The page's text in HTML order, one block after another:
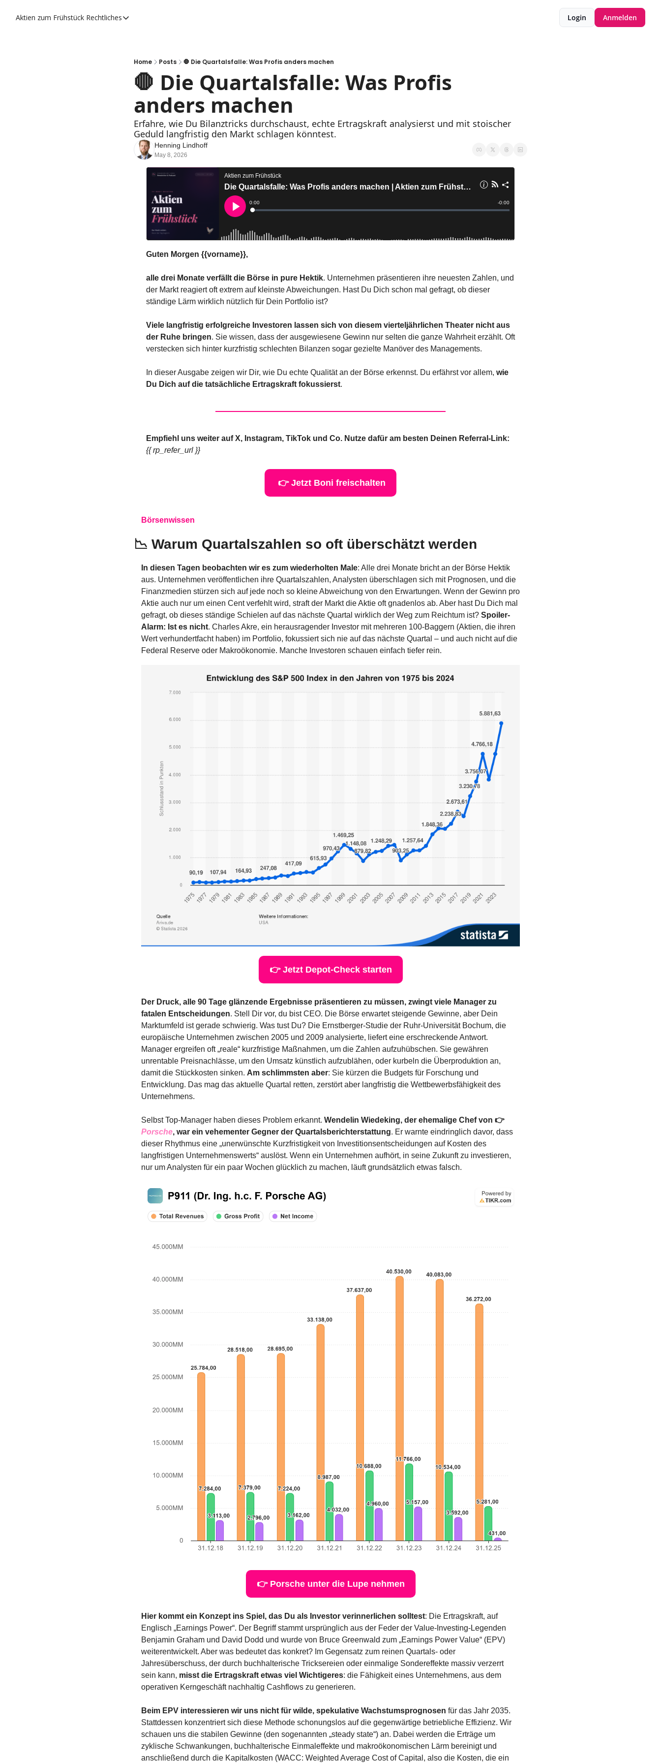
Aktien zum Frühstück Rechtliches
Rechtliches
Impressum
Login Anmelden
Home Posts 🛑 Die Quartalsfalle: Was Profis anders machen
🛑 Die Quartalsfalle: Was Profis
anders machen
Erfahre, wie Du Bilanztricks durchschaust, echte Ertragskraft analysierst und mit stoischer
Geduld langfristig den Markt schlagen könntest.
Henning Lindhoff
May 8, 2026
Guten Morgen {{vorname}},
alle drei Monate verfällt die Börse in pure Hektik. Unternehmen präsentieren ihre neuesten Zahlen, und
der Markt reagiert oft extrem auf kleinste Abweichungen. Hast Du Dich schon mal gefragt, ob dieser
ständige Lärm wirklich nützlich für Dein Portfolio ist?
Viele langfristig erfolgreiche Investoren lassen sich von diesem vierteljährlichen Theater nicht aus
der Ruhe bringen. Sie wissen, dass der ausgewiesene Gewinn nur selten die ganze Wahrheit erzählt. Oft
verstecken sich hinter kurzfristig schlechten Bilanzen sogar gezielte Manöver des Managements.
In dieser Ausgabe zeigen wir Dir, wie Du echte Qualität an der Börse erkennst. Du erfährst vor allem, wie
Du Dich auf die tatsächliche Ertragskraft fokussierst.
{{ rp_refer_url }}
👉 Jetzt Boni freischalten
Börsenwissen
📉 Warum Quartalszahlen so oft überschätzt werden
In diesen Tagen beobachten wir es zum wiederholten Male: Alle drei Monate bricht an der Börse Hektik
aus. Unternehmen veröffentlichen ihre Quartalszahlen, Analysten überschlagen sich mit Prognosen, und die
Finanzmedien stürzen sich auf jede noch so kleine Abweichung von den Erwartungen. Wenn der Gewinn pro
Aktie auch nur um einen Cent verfehlt wird, straft der Markt die Aktie oft gnadenlos ab. Aber hast Du Dich mal
gefragt, ob dieses ständige Schielen auf das nächste Quartal wirklich der Weg zum Reichtum ist? Spoiler-
Alarm: Ist es nicht. Charles Akre, ein herausragender Investor mit mehreren 100-Baggern (Aktien, die ihren
Wert verhundertfacht haben) im Portfolio, fokussiert sich nie auf das nächste Quartal – und auch nicht auf die
Federal Reserve oder Makroökonomie. Manche Investoren schauen einfach tiefer rein.
👉 Jetzt Depot-Check starten
Der Druck, alle 90 Tage glänzende Ergebnisse präsentieren zu müssen, zwingt viele Manager zu
fatalen Entscheidungen. Stell Dir vor, du bist CEO. Die Börse erwartet steigende Gewinne, aber Dein
Marktumfeld ist gerade schwierig. Was tust Du? Die Ernstberger-Studie der Ruhr-Universität Bochum, die
europäische Unternehmen zwischen 2005 und 2009 analysierte, liefert eine erschreckende Antwort.
Manager ergreifen oft „reale“ kurzfristige Maßnahmen, um die Zahlen aufzuhübschen. Sie gewähren
unrentable Preisnachlässe, um den Umsatz künstlich aufzublähen, oder kurbeln die Überproduktion an,
damit die Stückkosten sinken. Am schlimmsten aber: Sie kürzen die Budgets für Forschung und
Entwicklung. Das mag das aktuelle Quartal retten, zerstört aber langfristig die Wettbewerbsfähigkeit des
Unternehmens.
Selbst Top-Manager haben dieses Problem erkannt. Wendelin Wiedeking, der ehemalige Chef von 👉
Porsche, war ein vehementer Gegner der Quartalsberichterstattung. Er warnte eindringlich davor, dass
dieser Rhythmus eine „unerwünschte Kurzfristigkeit von Investitionsentscheidungen auf Kosten des
langfristigen Unternehmenswerts“ auslöst. Wenn ein Unternehmen aufhört, in seine Zukunft zu investieren,
nur um Analysten für ein paar Wochen glücklich zu machen, läuft grundsätzlich etwas falsch.
👉 Porsche unter die Lupe nehmen
Hier kommt ein Konzept ins Spiel, das Du als Investor verinnerlichen solltest: Die Ertragskraft, auf
Englisch „Earnings Power“. Der Begriff stammt ursprünglich aus der Feder der Value-Investing-Legenden
Benjamin Graham und David Dodd und wurde von Bruce Greenwald zum „Earnings Power Value“ (EPV)
weiterentwickelt. Aber was bedeutet das konkret? Im Gegensatz zum reinen Quartals- oder
Jahresüberschuss, der durch buchhalterische Tricksereien oder einmalige Sondereffekte massiv verzerrt
sein kann, misst die Ertragskraft etwas viel Wichtigeres: die Fähigkeit eines Unternehmens, aus dem
operativen Kerngeschäft nachhaltig Cashflows zu generieren.
Beim EPV interessieren wir uns nicht für wilde, spekulative Wachstumsprognosen für das Jahr 2035.
Stattdessen konzentriert sich diese Methode schonungslos auf die gegenwärtige betriebliche Effizienz. Wir
schauen uns die stabilen Gewinne (den sogenannten „steady state“) an. Dabei werden die Erträge um
zyklische Schwankungen, buchhalterische Einmaleffekte und makroökonomischen Lärm bereinigt und
anschließend durch die Kapitalkosten (WACC: Weighted Average Cost of Capital, also die Kosten, die ein